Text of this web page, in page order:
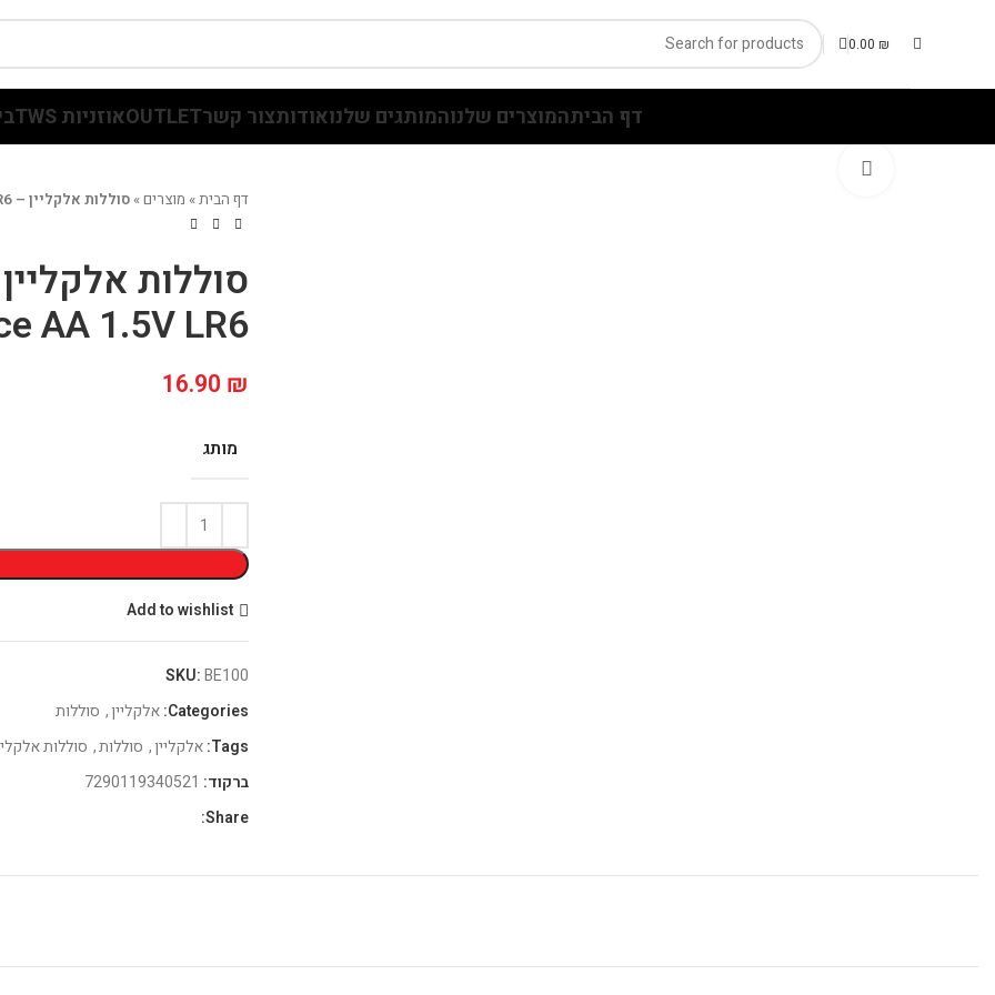
0.00 ₪
דף הביתהמוצרים שלנוהמותגים שלנואודותצור קשרOUTLETאוזניות TWS
דף הבית» מוצרים»סוללות אלקליין – High Performance AA 1.5V LR6
AA 1.5V LR6
16.90 ₪
מותג
Add to wishlist
SKU:BE100
Categories: אלקליין, סוללות
Tags: אלקליין, סוללות, סוללות
ברקוד:
Share: